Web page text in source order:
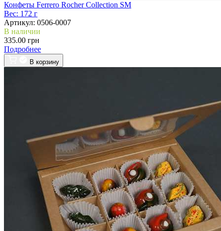
Конфеты Ferrero Rocher Collection SM
Вес: 172 г
Артикул: 0506-0007
В наличии
335.00 грн
Подробнее
В корзину